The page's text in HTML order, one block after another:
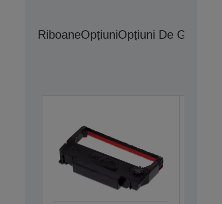
RiboaneOpțiuniOpțiuni De